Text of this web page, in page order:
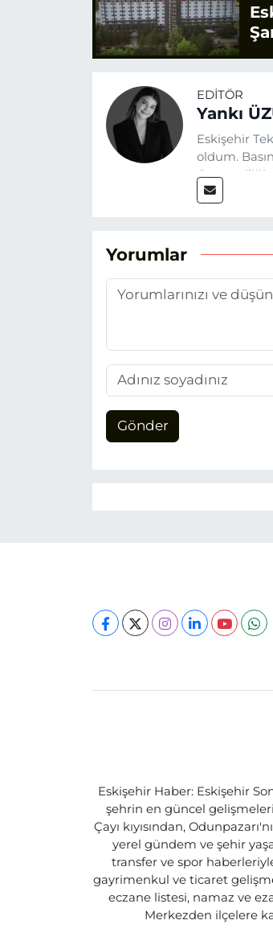
EDITÖR
Yankı
Eskişehir
oldum.
Eskişehir
Yorumlar
Gönder
Eskişehir Haber: Eskişehir
şehrin en güncel
Çayı kıyısından,
yerel gündem ve şehir
transfer ve spor
gayrimenkul ve ticaret
eczane listesi, namaz ve
Merkezden ilçelere